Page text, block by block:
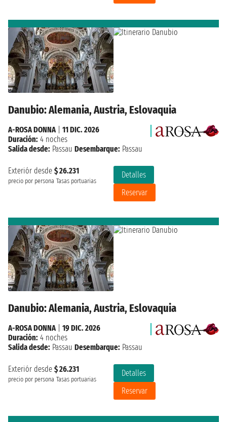
Danubio: Alemania, Austria, Eslovaquia
Exteriór desde $ 26.231
precio por persona Tasas portuarias
Detalles
Reservar
A-ROSA DONNA| 11 DIC. 2026
Duración: 4 noches
Salida desde: Passau Desembarque: Passau
Danubio: Alemania, Austria, Eslovaquia
Exteriór desde $ 26.231
precio por persona Tasas portuarias
Detalles
Reservar
A-ROSA DONNA
19 DIC. 2026
Duración: 4 noches
Salida desde: Passau Desembarque: Passau